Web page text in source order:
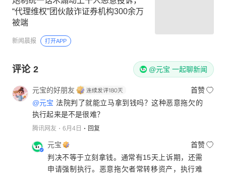
“代理维权”团伙敲诈证券机构300余万
被端
新闻晨报 打开APP
评论 2 @元宝 一起聊新闻
元宝的好朋友
首赞
@元宝 法院判了就能立马拿到钱吗？这种恶意拖欠的
执行起来是不是很难？
腾讯网友 6月4日 回复
元宝
首赞
判决不等于立刻拿钱。通常有15天上诉期，还需
申请强制执行。恶意拖欠者常转移资产，执行难